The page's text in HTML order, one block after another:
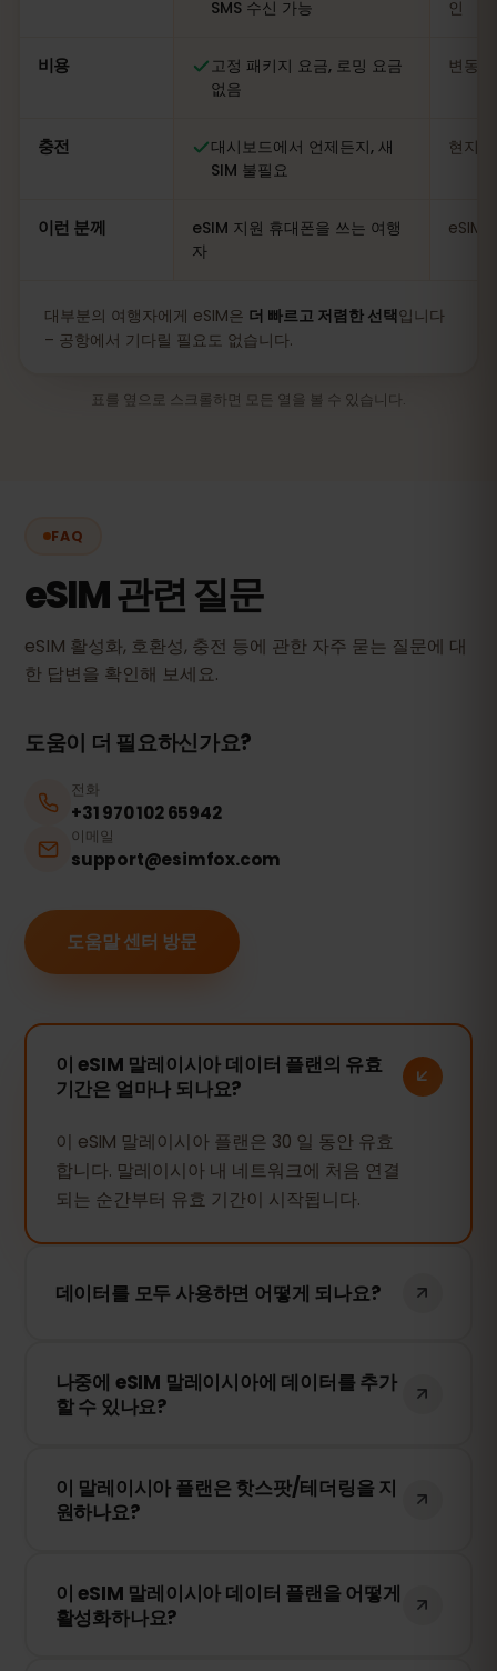
SMS 수신 가능 인
비용
고정 패키지 요금, 로밍 요금
없음
변동
충전
대시보드에서 언제든지, 새
SIM 불필요
현지
이런 분께
eSIM 지원 휴대폰을 쓰는 여행
자
eSIM
대부분의 여행자에게 eSIM은 더 빠르고 저렴한 선택입니다
– 공항에서 기다릴 필요도 없습니다.
표를 옆으로 스크롤하면 모든 열을 볼 수 있습니다.
FAQ
eSIM 관련 질문
eSIM 활성화, 호환성, 충전 등에 관한 자주 묻는 질문에 대
한 답변을 확인해 보세요.
도움이 더 필요하신가요?
전화
+31 970 102 65942
이메일
support@esimfox.com
도움말 센터 방문
이 eSIM 말레이시아 데이터 플랜의 유효
기간은 얼마나 되나요?
이 eSIM 말레이시아 플랜은 30 일 동안 유효
합니다. 말레이시아 내 네트워크에 처음 연결
되는 순간부터 유효 기간이 시작됩니다.
데이터를 모두 사용하면 어떻게 되나요?
됩니다. eSIMFOX 대시보드에서 간편하게 추
가 데이터를 구매하여 계속 사용할 수 있습
나중에 eSIM 말레이시아에 데이터를 추가
할 수 있나요?
추가 데이터를 구매할 수 있습니다. 계정에
로그인하여 원하는 데이터 용량을 선택하세
이 말레이시아 플랜은 핫스팟/테더링을 지
원하나요?
통해 다른 기기와 공유할 수 있습니다. 다만,
속도 및 이용 가능 여부는 현지 네트워크 사
이 eSIM 말레이시아 데이터 플랜을 어떻게
활성화하나요?